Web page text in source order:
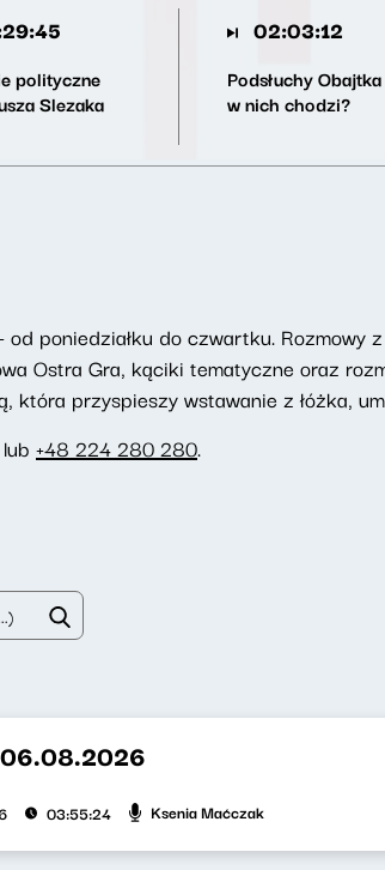
polityczne
Slezaka
02:03:12
Podsłuchy
w nich chodzi?
poniedziałku do czwartku. Rozmowy
Ostra Gra, kąciki tematyczne oraz
która przyspieszy wstawanie z łóżka,
lub +48 224 280 280.
03:55:24 Ksenia Maćczak